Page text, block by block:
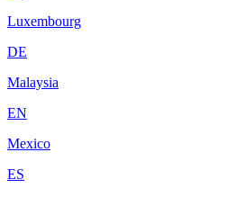
Luxembourg
DE
Malaysia
EN
Mexico
ES